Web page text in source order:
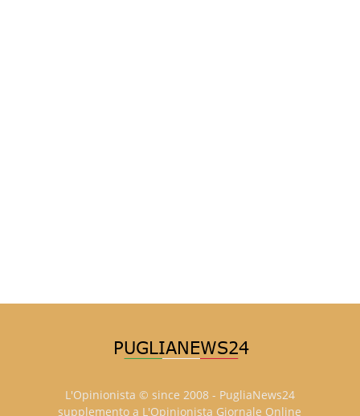
L'Opinionista © since 2008 - PugliaNews24
supplemento a L'Opinionista Giornale Online